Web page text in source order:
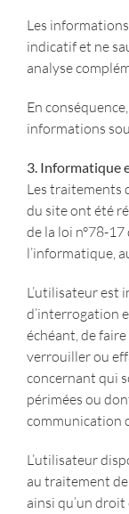
Les
indicatif et ne
analyse
En
informations
3. Informatique
Les traitements
du site ont été
de la loi n°78-
l’informatique,
L’utilisateur est
d’interrogation
échéant, de
verrouiller ou
concernant qui
périmées ou
communication
L’utilisateur
au traitement
ainsi qu’un droit